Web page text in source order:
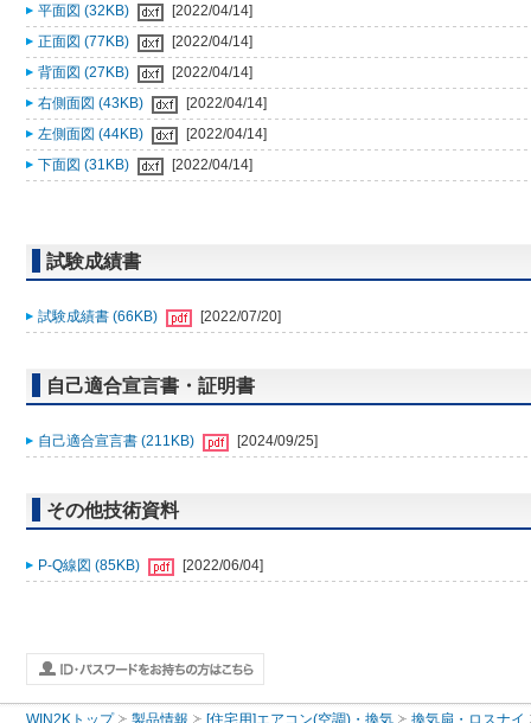
平面図 (32KB)
[2022/04/14]
正面図 (77KB)
[2022/04/14]
背面図 (27KB)
[2022/04/14]
右側面図 (43KB)
[2022/04/14]
左側面図 (44KB)
[2022/04/14]
下面図 (31KB)
[2022/04/14]
試験成績書
試験成績書 (66KB) [2022/07/20]
自己適合宣言書・証明書
自己適合宣言書 (211KB) [2024/09/25]
その他技術資料
P-Q線図 (85KB) [2022/06/04]